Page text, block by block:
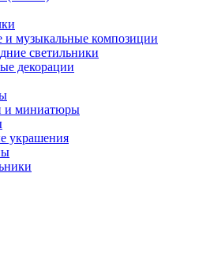
и музыкальные композиции
светильники
декорации
и миниатюры
украшения